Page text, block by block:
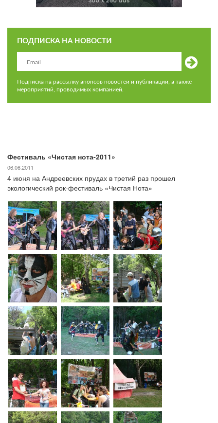
ПОДПИСКА НА НОВОСТИ
Подписка на рассылку анонсов новостей и публикаций, а также
мероприятий, проводимых компанией.
Фестиваль «Чистая нота-2011»
06.06.2011
4 июня на Андреевских прудах в третий раз прошел
экологический рок-фестиваль «Чистая Нота»